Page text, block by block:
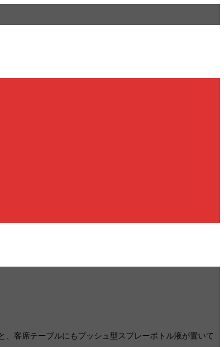
客席テーブルにもプッシュ型スプレーボトル液が置いて